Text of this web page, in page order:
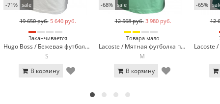
-71% sale
19 650 руб. 5 640 руб.
Заканчивается
Hugo Boss / Бежевая футболка поло Hugo Boss 317-13
S
В корзину
-68% sale
12 568 руб. 3 980 руб.
Товара мало
Lacoste / Мятная футболка поло Lacoste LC2-19
M
В корзину
-65%
12